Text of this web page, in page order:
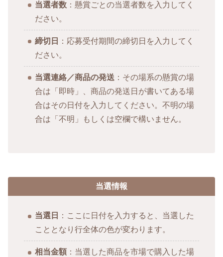
当選者数 ：懸賞ごとの当選者数を入力してく
ださい。
締切日
：応募受付期間の締切日を入力してく
ださい。
当選連絡／商品の発送 ：その場系の懸賞の場
合は「即時」、商品の発送日が書いてある場
合はその日付を入力してください。不明の場
合は「不明」もしくは空欄で構いません。
当選情報
当選日
：ここに日付を入力すると、当選した
こととなり行全体の色が変わります。
相当金額 ：当選した商品を市場で購入した場